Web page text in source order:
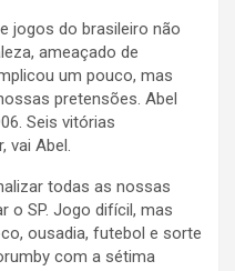
jogos do brasileiro não
ameaçado de
um pouco, mas
pretensões. Abel
Seis vitórias
vai Abel.
todas as nossas
o SP. Jogo difícil, mas
ousadia, futebol e sorte
com a sétima